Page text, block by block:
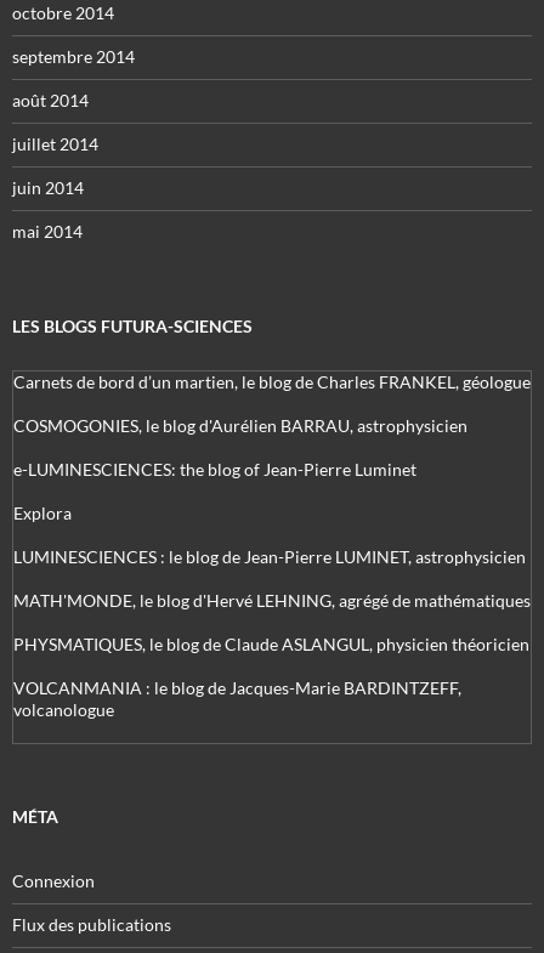
octobre 2014
septembre 2014
août 2014
juillet 2014
juin 2014
mai 2014
LES BLOGS FUTURA-SCIENCES
Carnets de bord d’un martien, le blog de Charles FRANKEL, géologue
COSMOGONIES, le blog d'Aurélien BARRAU, astrophysicien
e-LUMINESCIENCES: the blog of Jean-Pierre Luminet
Explora
LUMINESCIENCES : le blog de Jean-Pierre LUMINET, astrophysicien
MATH'MONDE, le blog d'Hervé LEHNING, agrégé de mathématiques
PHYSMATIQUES, le blog de Claude ASLANGUL, physicien théoricien
VOLCANMANIA : le blog de Jacques-Marie BARDINTZEFF,
volcanologue
MÉTA
Connexion
Flux des publications